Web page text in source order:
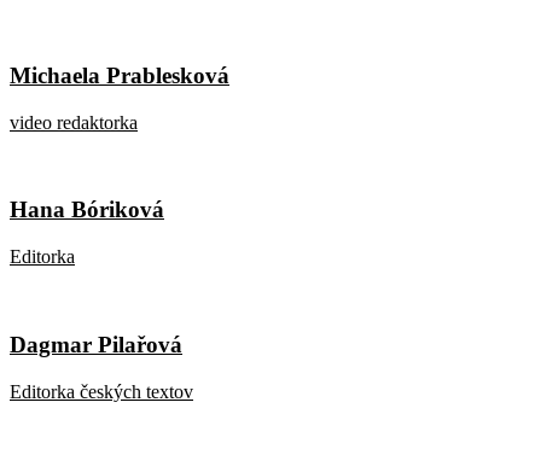
Michaela Prablesková
video redaktorka
Hana Bóriková
Editorka
Dagmar Pilařová
Editorka českých textov